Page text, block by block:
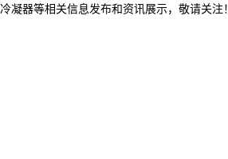
凝器等相关信息发布和资讯展示，敬请关注！